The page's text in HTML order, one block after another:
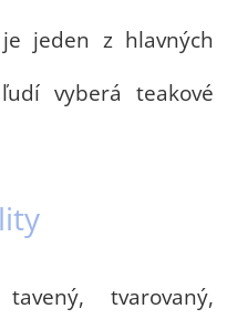
jeden z hlavných
vyberá teakové
tvarovaný,